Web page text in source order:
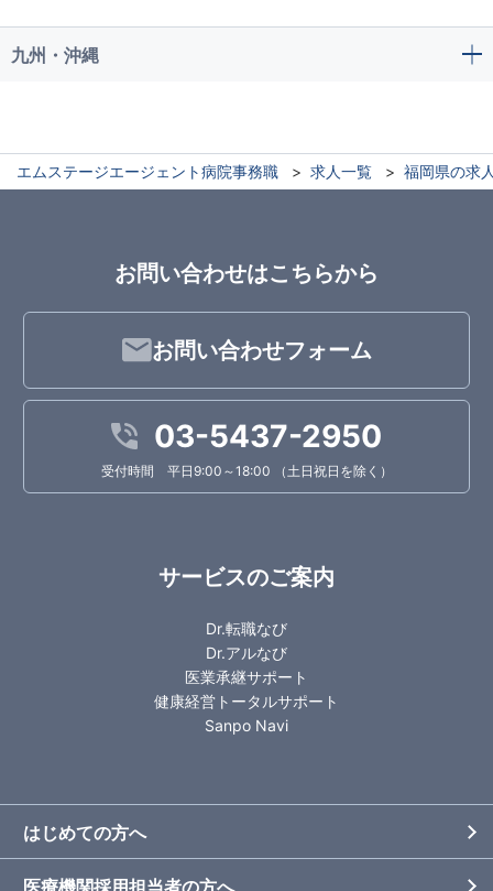
九州・沖縄
エムステージエージェント病院事務職 求人一覧 福岡県の求
お問い合わせはこちらから
お問い合わせフォーム
03-5437-2950
受付時間 平日9:00～18:00 （土日祝日を除く）
サービスのご案内
Dr.転職なび
Dr.アルなび
医業承継サポート
健康経営トータルサポート
Sanpo Navi
はじめての方へ
医療機関採用担当者の方へ